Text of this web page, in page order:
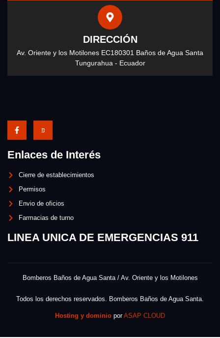
DIRECCIÓN
Av. Oriente y los Motilones EC180301 Baños de Agua Santa
Tungurahua - Ecuador
Enlaces de Interés
Cierre de establecimientos
Permisos
Envio de oficios
Farmacias de turno
LINEA UNICA DE EMERGENCIAS 911
Bomberos Baños de Agua Santa / Av. Oriente y los Motilones
Todos los derechos reservados. Bomberos Baños de Agua Santa.
Hosting y dominio porASAP CLOUD